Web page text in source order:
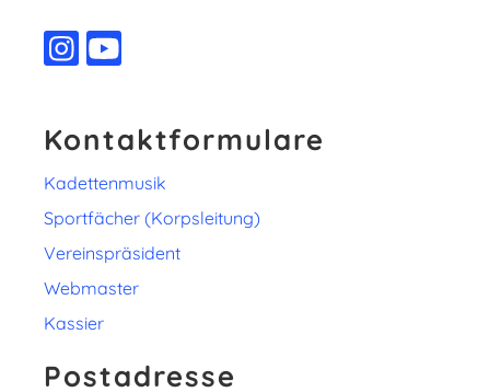
Kontaktformulare
Kadettenmusik
Sportfächer (Korpsleitung)
Vereinspräsident
Webmaster
Kassier
Postadresse